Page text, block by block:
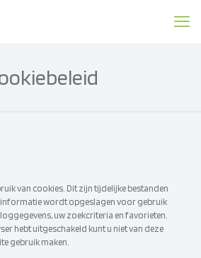
van cookies. Dit zijn tijdelijke bestanden
wordt opgeslagen voor gebruik
uw zoekcriteria en favorieten.
hebt uitgeschakeld kunt u niet van deze
gebruik maken.